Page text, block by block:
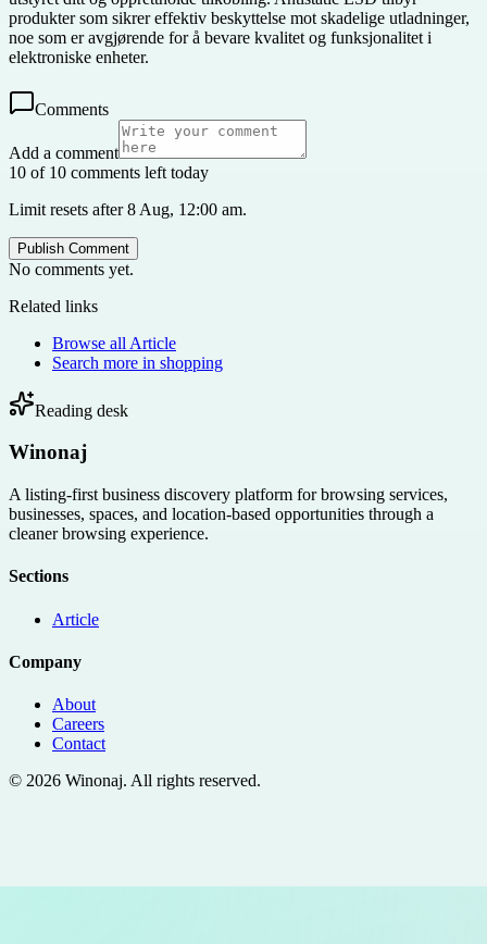
produkter som sikrer effektiv beskyttelse mot skadelige utladninger,
noe som er avgjørende for å bevare kvalitet og funksjonalitet i
elektroniske enheter.
Comments
Add a comment
10 of 10 comments left today
Limit resets after 8 Aug, 12:00 am.
Publish Comment
No comments yet.
Related links
Browse all Article
Search more in shopping
Reading desk
Winonaj
A listing-first business discovery platform for browsing services,
businesses, spaces, and location-based opportunities through a
cleaner browsing experience.
Sections
Article
Company
About
Careers
Contact
© 2026 Winonaj. All rights reserved.